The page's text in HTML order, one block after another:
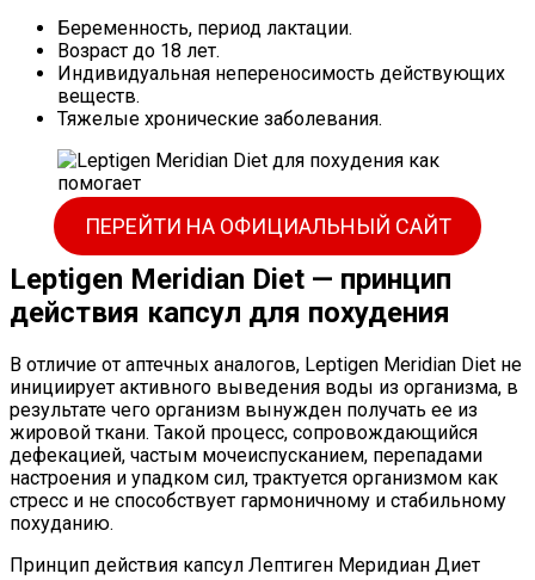
Беременность, период лактации.
Возраст до 18 лет.
Индивидуальная непереносимость действующих
веществ.
Тяжелые хронические заболевания.
ПЕРЕЙТИ НА ОФИЦИАЛЬНЫЙ САЙТ
Leptigen Meridian Diet — принцип
действия капсул для похудения
В отличие от аптечных аналогов, Leptigen Meridian Diet не
инициирует активного выведения воды из организма, в
результате чего организм вынужден получать ее из
жировой ткани. Такой процесс, сопровождающийся
дефекацией, частым мочеиспусканием, перепадами
настроения и упадком сил, трактуется организмом как
стресс и не способствует гармоничному и стабильному
похуданию.
Принцип действия капсул Лептиген Меридиан Диет